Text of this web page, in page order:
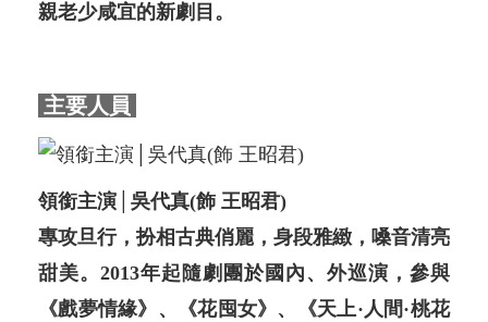
親老少咸宜的新劇目。
主要人員
領銜主演│吳代真(飾 王昭君)
專攻旦行，扮相古典俏麗，身段雅緻，嗓音清亮
甜美。2013年起隨劇團於國內、外巡演，參與
《戲夢情緣》、《花囤女》、《天上·人間·桃花